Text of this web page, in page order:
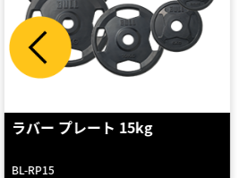
オリンピックアイアンプレート
PH0072500